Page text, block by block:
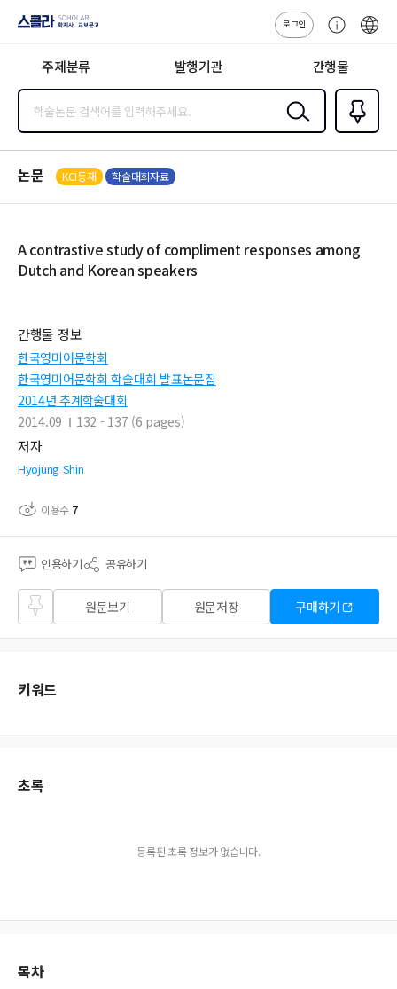
지사·교보문고
로그인
센
주제분류 발행기관 간행물
검색
즐겨찾
기0
논문 KCI등재 학술대회자료
A contrastive study of compliment responses among
Dutch and Korean speakers
간행물 정보
한국영미어문학회
한국영미어문학회 학술대회 발표논문집
2014년 추계학술대회
2014.09
132 - 137 (6 pages)
저자
Hyojung Shin
이용수 7
인용하기 공유하기
즐겨
찾기
원문보기 원문저장 구매하기
키워드
초록
등록된 초록 정보가 없습니다.
목차